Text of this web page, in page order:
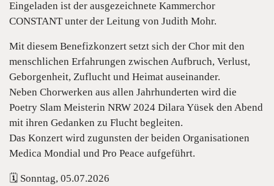
Eingeladen ist der ausgezeichnete Kammerchor
CONSTANT unter der Leitung von Judith Mohr.
Mit diesem Benefizkonzert setzt sich der Chor mit den
menschlichen Erfahrungen zwischen Aufbruch, Verlust,
Geborgenheit, Zuflucht und Heimat auseinander.
Neben Chorwerken aus allen Jahrhunderten wird die
Poetry Slam Meisterin NRW 2024 Dilara Yüsek den Abend
mit ihren Gedanken zu Flucht begleiten.
Das Konzert wird zugunsten der beiden Organisationen
Medica Mondial und Pro Peace aufgeführt.
🗓 Sonntag, 05.07.2026